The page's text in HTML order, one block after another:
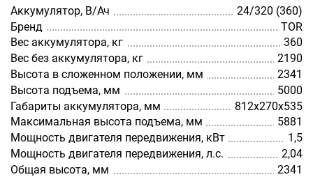
Аккумулятор, В/Ач
24/320 (360)
Бренд
TOR
Вес аккумулятора, кг
360
Вес без аккумулятора, кг
2190
Высота в сложенном положении, мм
2341
Высота подъема, мм
5000
Габариты аккумулятора, мм
812х270х535
Максимальная высота подъема, мм
5881
Мощность двигателя передвижения, кВт
1,5
Мощность двигателя передвижения, л.с.
2,04
Общая высота, мм
2341